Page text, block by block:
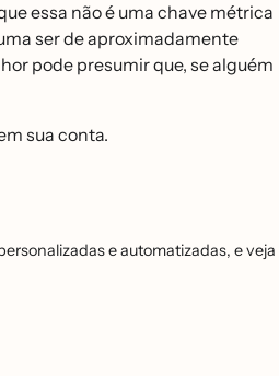
essa não é uma chave métrica
ser de aproximadamente
pode presumir que, se alguém
sua conta.
e automatizadas, e veja